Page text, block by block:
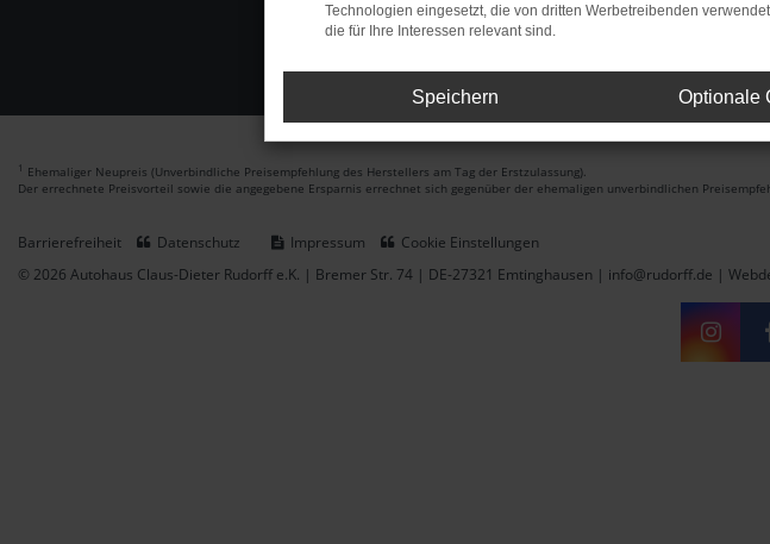
1 Ehemaliger Neupreis (Unverbindliche Preisempfehlung des Herstellers am Tag der Erstzulassung).
Der errechnete Preisvorteil sowie die angegebene Ersparnis errechnet sich gegenüber der ehemaligen unverbindlichen
Barrierefreiheit Datenschutz Impressum
Cookie Einstellungen
© 2026 Autohaus Claus-Dieter Rudorff e.K. | Bremer Str. 74 | DE-27321 Emtinghausen | info@rudorff.de |
Technologien eingesetzt, die von dritten Werbetreibenden
die für Ihre Interessen relevant sind.
Speichern Optionale